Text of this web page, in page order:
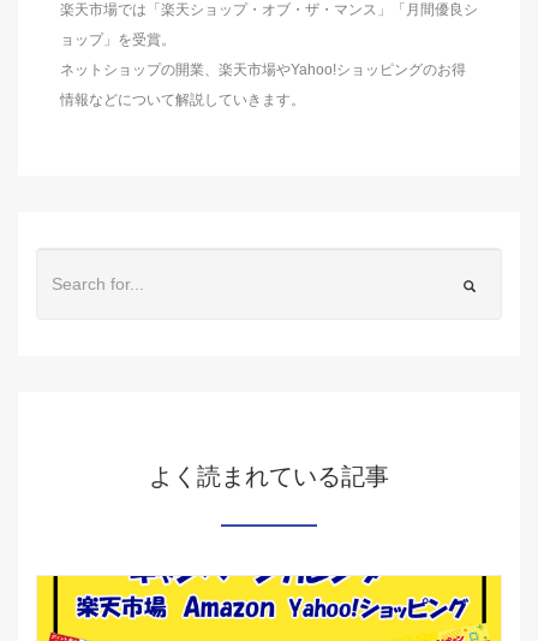
楽天市場では「楽天ショップ・オブ・ザ・マンス」「月間優良シ
ョップ」を受賞。
ネットショップの開業、楽天市場やYahoo!ショッピングのお得
情報などについて解説していきます。
よく読まれている記事